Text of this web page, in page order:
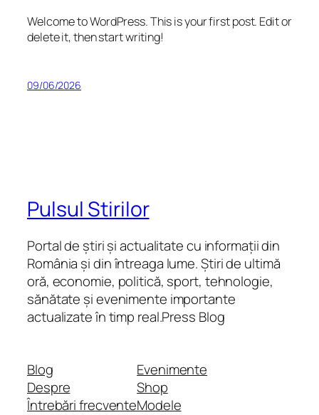
Welcome to WordPress. This is your first post. Edit or
delete it, then start writing!
09/06/2026
Pulsul Stirilor
Portal de știri și actualitate cu informații din
România și din întreaga lume. Știri de ultimă
oră, economie, politică, sport, tehnologie,
sănătate și evenimente importante
actualizate în timp real.Press Blog
Blog
Despre
Întrebări frecvente
Evenimente
Shop
Modele